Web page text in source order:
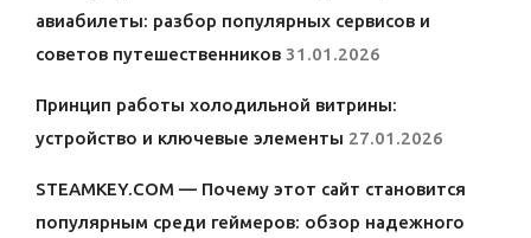
авиабилеты: разбор популярных сервисов и
советов путешественников 31.01.2026
Принцип работы холодильной витрины:
устройство и ключевые элементы 27.01.2026
STEAMKEY.COM — Почему этот сайт становится
популярным среди геймеров: обзор надежного